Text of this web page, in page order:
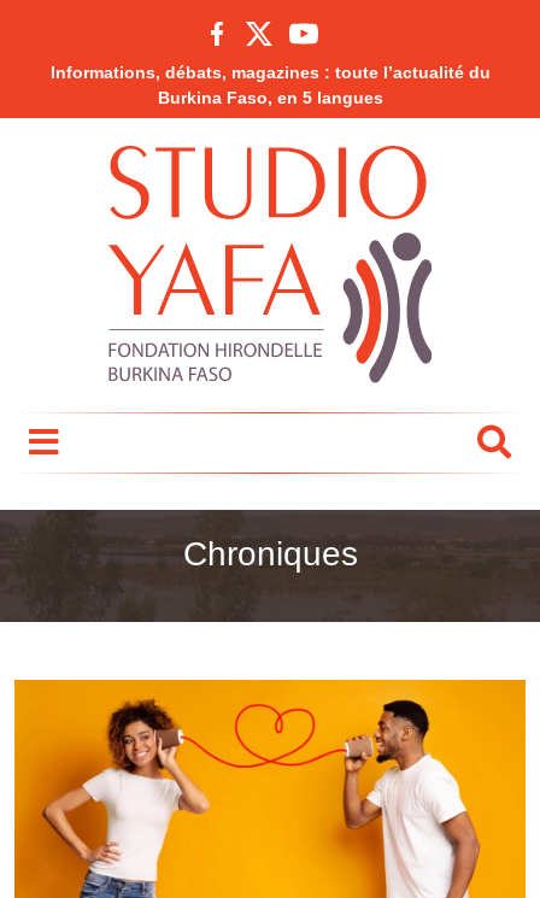
Informations, débats, magazines : toute l’actualité du
Burkina Faso, en 5 langues
Chroniques